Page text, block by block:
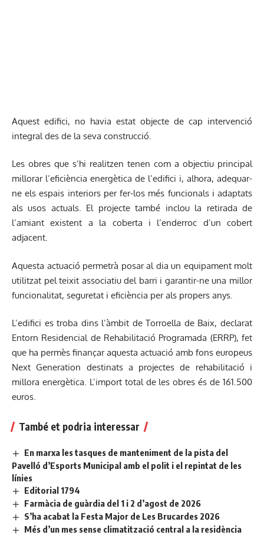
Aquest edifici, no havia estat objecte de cap intervenció
integral des de la seva construcció.
Les obres que s’hi realitzen tenen com a objectiu principal
millorar l’eficiència energètica de l’edifici i, alhora, adequar-
ne els espais interiors per fer-los més funcionals i adaptats
als usos actuals. El projecte també inclou la retirada de
l’amiant existent a la coberta i l’enderroc d’un cobert
adjacent.
Aquesta actuació permetrà posar al dia un equipament molt
utilitzat pel teixit associatiu del barri i garantir-ne una millor
funcionalitat, seguretat i eficiència per als propers anys.
L’edifici es troba dins l’àmbit de Torroella de Baix, declarat
Entorn Residencial de Rehabilitació Programada (ERRP), fet
que ha permès finançar aquesta actuació amb fons europeus
Next Generation destinats a projectes de rehabilitació i
millora energètica. L’import total de les obres és de 161.500
euros.
També et podria interessar
En marxa les tasques de manteniment de la pista del
Pavelló d’Esports Municipal amb el polit i el repintat de les
línies
Editorial 1794
Farmàcia de guàrdia del 1 i 2 d’agost de 2026
S’ha acabat la Festa Major de Les Brucardes 2026
Més d’un mes sense climatització central a la residència